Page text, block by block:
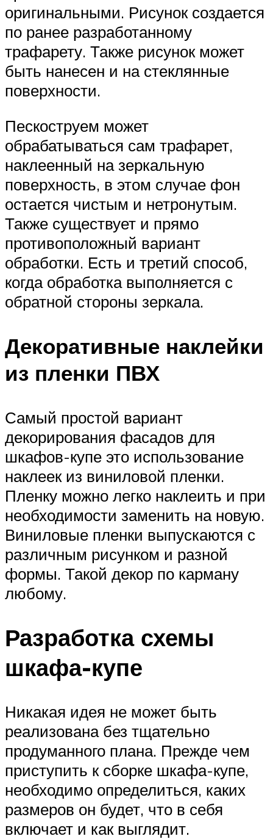
оригинальными. Рисунок создается
по ранее разработанному
трафарету. Также рисунок может
быть нанесен и на стеклянные
поверхности.
Пескоструем может
обрабатываться сам трафарет,
наклеенный на зеркальную
поверхность, в этом случае фон
остается чистым и нетронутым.
Также существует и прямо
противоположный вариант
обработки. Есть и третий способ,
когда обработка выполняется с
обратной стороны зеркала.
Декоративные наклейки
из пленки ПВХ
Самый простой вариант
декорирования фасадов для
шкафов-купе это использование
наклеек из виниловой пленки.
Пленку можно легко наклеить и при
необходимости заменить на новую.
Виниловые пленки выпускаются с
различным рисунком и разной
формы. Такой декор по карману
любому.
Разработка схемы
шкафа-купе
Никакая идея не может быть
реализована без тщательно
продуманного плана. Прежде чем
приступить к сборке шкафа-купе,
необходимо определиться, каких
размеров он будет, что в себя
включает и как выглядит.